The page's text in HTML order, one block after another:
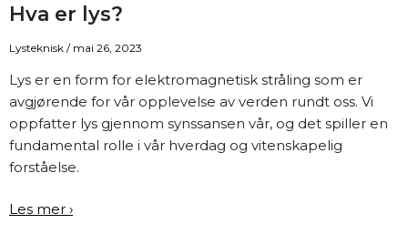
Hva er lys?
Lysteknisk / mai 26, 2023
Lys er en form for elektromagnetisk stråling som er
avgjørende for vår opplevelse av verden rundt oss. Vi
oppfatter lys gjennom synssansen vår, og det spiller en
fundamental rolle i vår hverdag og vitenskapelig
forståelse.
Hva
Les mer ›